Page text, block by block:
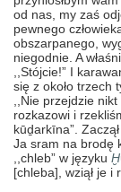
od nas, my zaś
pewnego
obszarpanego,
niegodnie. A
,,Stójcie!” I
się z około trzech
,,Nie przejdzie nikt
rozkazowi i
kūḏarkīna”.
Ja sram na brodę
,,chleb” w języku Ḫ
[chleba], wziął je i